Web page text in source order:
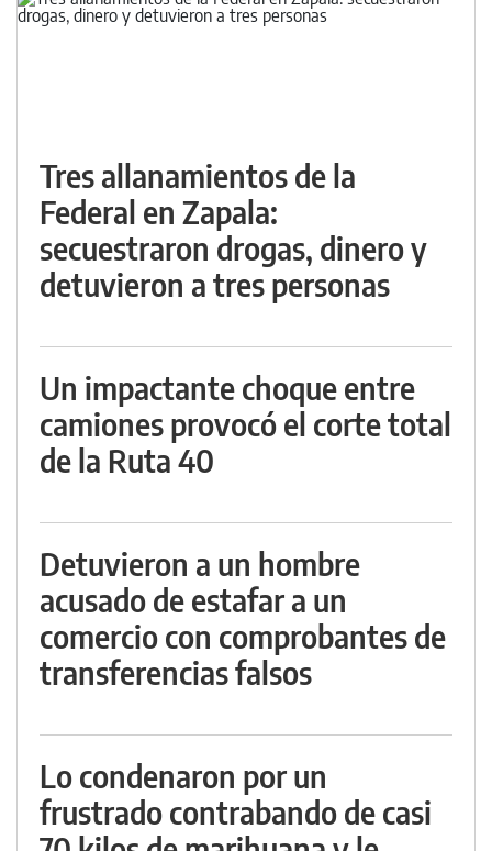
Tres allanamientos de la
Federal en Zapala:
secuestraron drogas, dinero y
detuvieron a tres personas
Un impactante choque entre
camiones provocó el corte total
de la Ruta 40
Detuvieron a un hombre
acusado de estafar a un
comercio con comprobantes de
transferencias falsos
Lo condenaron por un
frustrado contrabando de casi